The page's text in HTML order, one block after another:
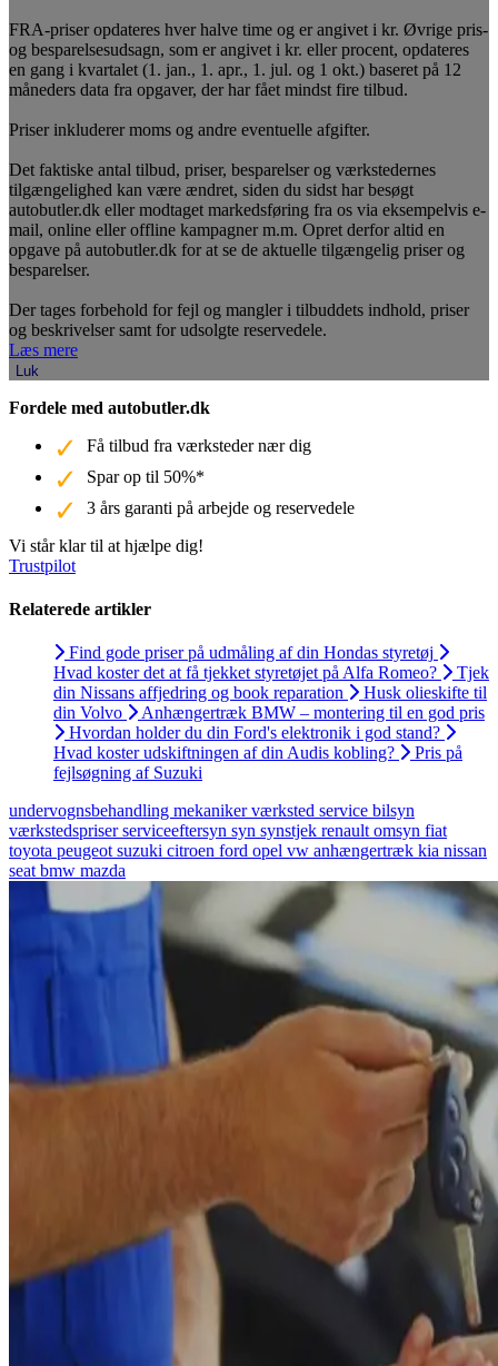
FRA-priser opdateres hver halve time og er angivet i kr. Øvrige pris-
og besparelsesudsagn, som er angivet i kr. eller procent, opdateres
en gang i kvartalet (1. jan., 1. apr., 1. jul. og 1 okt.) baseret på 12
måneders data fra opgaver, der har fået mindst fire tilbud.
Priser inkluderer moms og andre eventuelle afgifter.
Det faktiske antal tilbud, priser, besparelser og værkstedernes
tilgængelighed kan være ændret, siden du sidst har besøgt
autobutler.dk eller modtaget markedsføring fra os via eksempelvis e-
mail, online eller offline kampagner m.m. Opret derfor altid en
opgave på autobutler.dk for at se de aktuelle tilgængelig priser og
besparelser.
Der tages forbehold for fejl og mangler i tilbuddets indhold, priser
og beskrivelser samt for udsolgte reservedele.
Læs mere
Luk
Fordele med autobutler.dk
Få tilbud fra værksteder nær dig
Spar op til 50%*
3 års garanti på arbejde og reservedele
Vi står klar til at hjælpe dig!
Trustpilot
Relaterede artikler
Find gode priser på udmåling af din Hondas styretøj
Hvad koster det at få tjekket styretøjet på Alfa Romeo?
Tjek
din Nissans affjedring og book reparation
Husk olieskifte til
din Volvo
Anhængertræk BMW – montering til en god pris
Hvordan holder du din Ford's elektronik i god stand?
Hvad koster udskiftningen af din Audis kobling?
Pris på
fejlsøgning af Suzuki
undervognsbehandling mekanikerværksted service bilsyn
værkstedspriserserviceeftersyn syn synstjek renault omsyn fiat
toyota peugeot suzuki citroen ford opel vw anhængertræk kia nissan
seat bmw mazda